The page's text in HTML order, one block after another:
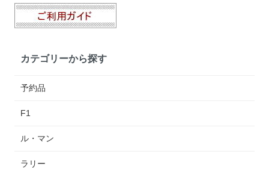
カテゴリーから探す
予約品
F1
ル・マン
ラリー